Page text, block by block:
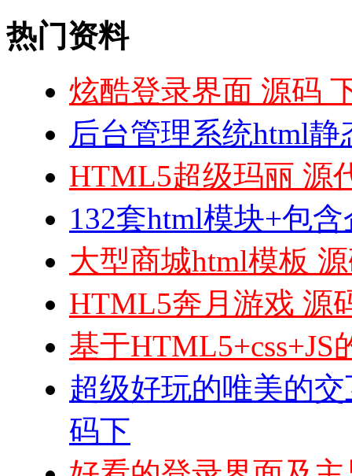
热门资料
炫酷登录界面 源码
后台管理系统html
HTML5超级玛丽 源
132套html模块+包
大型商城html模板
HTML5奔月游戏 源
基于
超级好玩的唯美的
码下